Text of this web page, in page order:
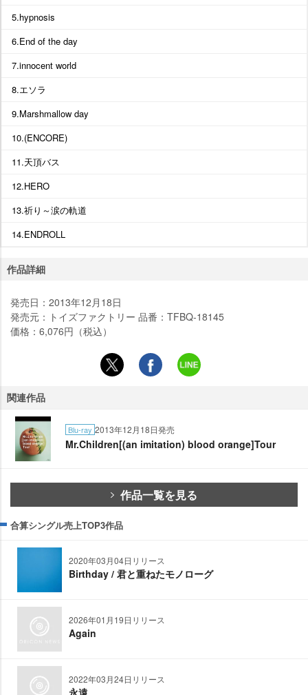
5.hypnosis
6.End of the day
7.innocent world
8.エソラ
9.Marshmallow day
10.(ENCORE)
11.天頂バス
12.HERO
13.祈り～涙の軌道
14.ENDROLL
作品詳細
発売日：2013年12月18日
発売元：トイズファクトリー 品番：TFBQ-18145
価格：6,076円（税込）
関連作品
Blu-ray 2013年12月18日発売
Mr.Children[(an imitation) blood orange]Tour
作品一覧を見る
合算シングル売上TOP3作品
2020年03月04日リリース
Birthday / 君と重ねたモノローグ
2026年01月19日リリース
Again
2022年03月24日リリース
永遠